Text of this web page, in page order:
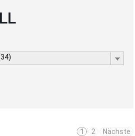
1 2 Nächste